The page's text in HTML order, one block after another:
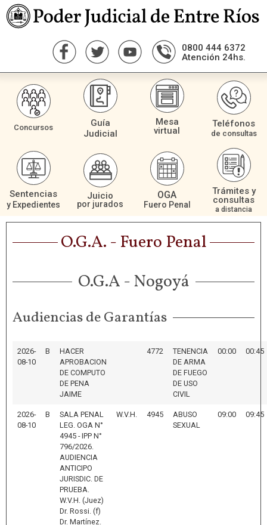
0800 444 6372
Atención 24hs.
Concursos
Guía
Judicial
Mesa
virtual
Teléfonos
de consultas
Sentencias
y Expedientes
Juicio
por jurados
OGA
Fuero Penal
Trámites y
consultas
a distancia
O.G.A. - Fuero Penal
O.G.A - Nogoyá
Audiencias de Garantías
2026-
08-10
B
HACER
APROBACION
DE COMPUTO
DE PENA
JAIME
4772
TENENCIA
DE ARMA
DE FUEGO
DE USO
CIVIL
00:00 00:45
2026-
08-10
B
SALA PENAL
LEG. OGA N°
4945 - IPP N°
796/2026.
AUDIENCIA
ANTICIPO
JURISDIC. DE
PRUEBA.
W.V.H. (Juez)
Dr. Rossi. (f)
Dr. Martínez.
W.V.H. 4945
ABUSO
SEXUAL
09:00 09:45